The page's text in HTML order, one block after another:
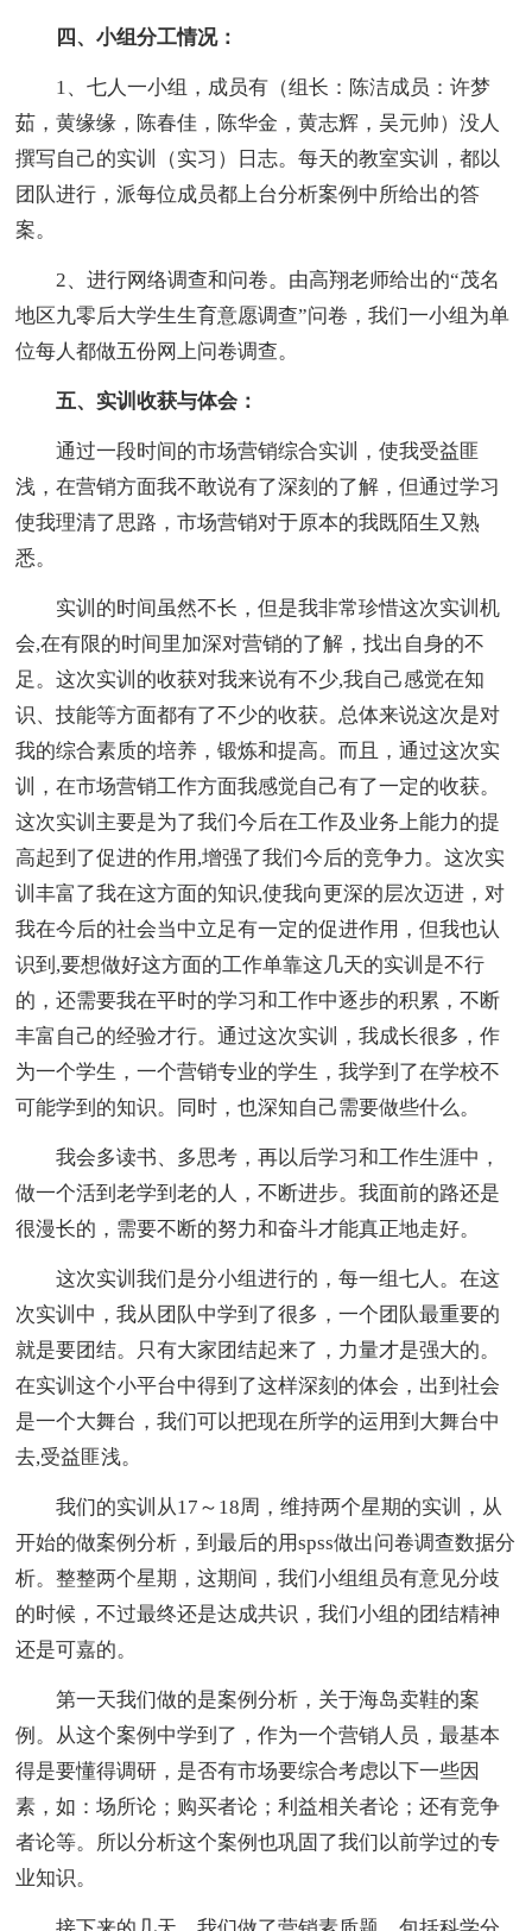
四、小组分工情况：
1、七人一小组，成员有（组长：陈洁成员：许梦
茹，黄缘缘，陈春佳，陈华金，黄志辉，吴元帅）没人
撰写自己的实训（实习）日志。每天的教室实训，都以
团队进行，派每位成员都上台分析案例中所给出的答
案。
2、进行网络调查和问卷。由高翔老师给出的“茂名
地区九零后大学生生育意愿调查”问卷，我们一小组为单
位每人都做五份网上问卷调查。
五、实训收获与体会：
通过一段时间的市场营销综合实训，使我受益匪
浅，在营销方面我不敢说有了深刻的了解，但通过学习
使我理清了思路，市场营销对于原本的我既陌生又熟
悉。
实训的时间虽然不长，但是我非常珍惜这次实训机
会,在有限的时间里加深对营销的了解，找出自身的不
足。这次实训的收获对我来说有不少,我自己感觉在知
识、技能等方面都有了不少的收获。总体来说这次是对
我的综合素质的培养，锻炼和提高。而且，通过这次实
训，在市场营销工作方面我感觉自己有了一定的收获。
这次实训主要是为了我们今后在工作及业务上能力的提
高起到了促进的作用,增强了我们今后的竞争力。这次实
训丰富了我在这方面的知识,使我向更深的层次迈进，对
我在今后的社会当中立足有一定的促进作用，但我也认
识到,要想做好这方面的工作单靠这几天的实训是不行
的，还需要我在平时的学习和工作中逐步的积累，不断
丰富自己的经验才行。通过这次实训，我成长很多，作
为一个学生，一个营销专业的学生，我学到了在学校不
可能学到的知识。同时，也深知自己需要做些什么。
我会多读书、多思考，再以后学习和工作生涯中，
做一个活到老学到老的人，不断进步。我面前的路还是
很漫长的，需要不断的努力和奋斗才能真正地走好。
这次实训我们是分小组进行的，每一组七人。在这
次实训中，我从团队中学到了很多，一个团队最重要的
就是要团结。只有大家团结起来了，力量才是强大的。
在实训这个小平台中得到了这样深刻的体会，出到社会
是一个大舞台，我们可以把现在所学的运用到大舞台中
去,受益匪浅。
我们的实训从17～18周，维持两个星期的实训，从
开始的做案例分析，到最后的用spss做出问卷调查数据分
析。整整两个星期，这期间，我们小组组员有意见分歧
的时候，不过最终还是达成共识，我们小组的团结精神
还是可嘉的。
第一天我们做的是案例分析，关于海岛卖鞋的案
例。从这个案例中学到了，作为一个营销人员，最基本
得是要懂得调研，是否有市场要综合考虑以下一些因
素，如：场所论；购买者论；利益相关者论；还有竞争
者论等。所以分析这个案例也巩固了我们以前学过的专
业知识。